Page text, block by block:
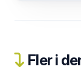
Fler i